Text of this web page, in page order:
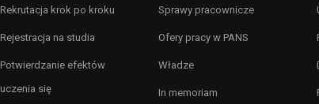
Rekrutacja krok po kroku
Rejestracja na studia
Potwierdzanie efektów
uczenia się
Sprawy pracownicze
Ofery pracy w PANS
Władze
In memoriam